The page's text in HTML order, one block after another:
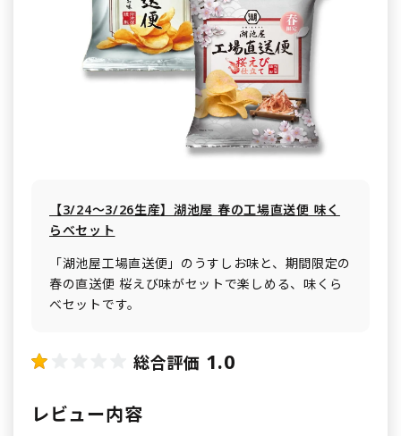
【3/24～3/26生産】湖池屋 春の工場直送便 味く
らべセット
「湖池屋工場直送便」のうすしお味と、期間限定の
春の直送便 桜えび味がセットで楽しめる、味くら
べセットです。
総合評価 1.0
レビュー内容